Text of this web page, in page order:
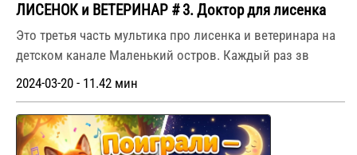
ЛИСЕНОК и ВЕТЕРИНАР # 3. Доктор для лисенка
Это третья часть мультика про лисенка и ветеринара на
детском канале Маленький остров. Каждый раз зв
2024-03-20 - 11.42 мин